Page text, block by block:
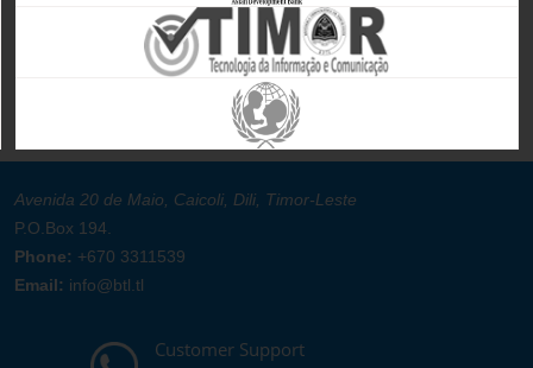
Avenida 20 de Maio, Caicoli, Dili, Timor-Leste
P.O.Box 194.
Phone: +670 3311539
Email: info@btl.tl
Customer Support